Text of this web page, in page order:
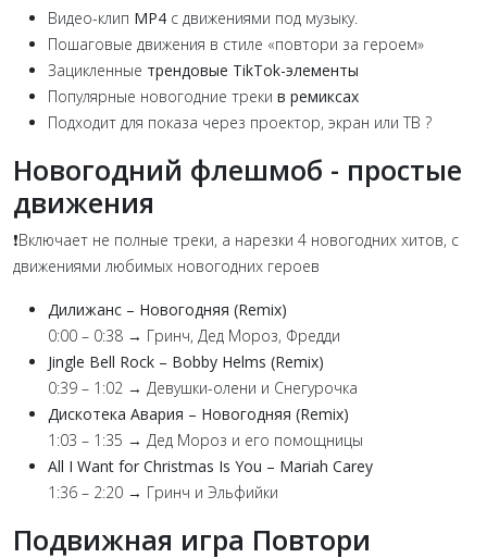
Видео-клип MP4 с движениями под музыку.
Пошаговые движения в стиле «повтори за героем»
Зацикленные трендовые TikTok-элементы
Популярные новогодние треки в ремиксах
Подходит для показа через проектор, экран или ТВ ?
Новогодний флешмоб - простые
движения
❗Включает не полные треки, а нарезки 4 новогодних хитов, с
движениями любимых новогодних героев
Дилижанс – Новогодняя (Remix)
0:00 – 0:38 → Гринч, Дед Мороз, Фредди
Jingle Bell Rock – Bobby Helms (Remix)
0:39 – 1:02 → Девушки-олени и Снегурочка
Дискотека Авария – Новогодняя (Remix)
1:03 – 1:35 → Дед Мороз и его помощницы
All I Want for Christmas Is You – Mariah Carey
1:36 – 2:20 → Гринч и Эльфийки
Подвижная игра Повтори